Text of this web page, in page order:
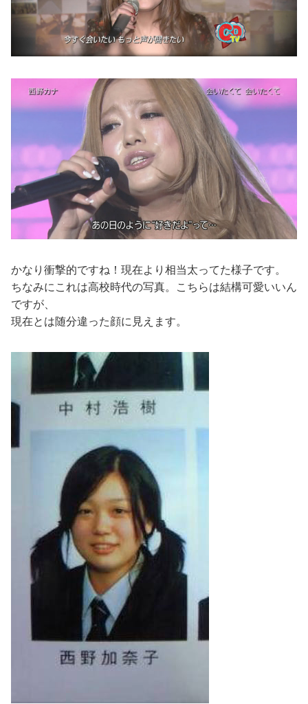
かなり衝撃的ですね！現在より相当太ってた様子です。
ちなみにこれは高校時代の写真。こちらは結構可愛いいん
ですが、
現在とは随分違った顔に見えます。